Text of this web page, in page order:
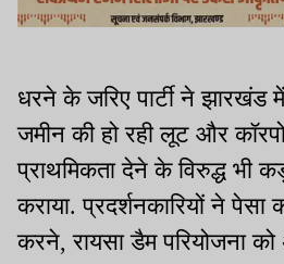
धरने के जरिए पार्टी ने
जमीन की हो रही लूट और
प्राथमिकता देने के विरुद्ध भी
कराया. प्रदर्शनकारियों ने
करने, रायसा डैम परियोजना